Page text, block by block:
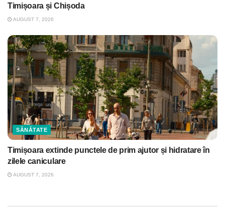
Timișoara și Chișoda
AUGUST 7, 2026
SĂNĂTATE
Timișoara extinde punctele de prim ajutor și hidratare în
zilele caniculare
AUGUST 7, 2026